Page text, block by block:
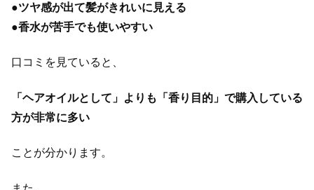
●ツヤ感が出て髪がきれいに見える
●香水が苦手でも使いやすい
口コミを見ていると、
「ヘアオイルとして」よりも「香り目的」で購入している
方が非常に多い
ことが分かります。